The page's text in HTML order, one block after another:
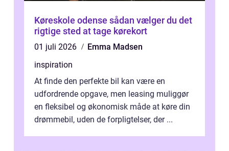
Køreskole odense sådan vælger du det
rigtige sted at tage kørekort
01 juli 2026
Emma Madsen
inspiration
At finde den perfekte bil kan være en
udfordrende opgave, men leasing muliggør
en fleksibel og økonomisk måde at køre din
drømmebil, uden de forpligtelser, der ...